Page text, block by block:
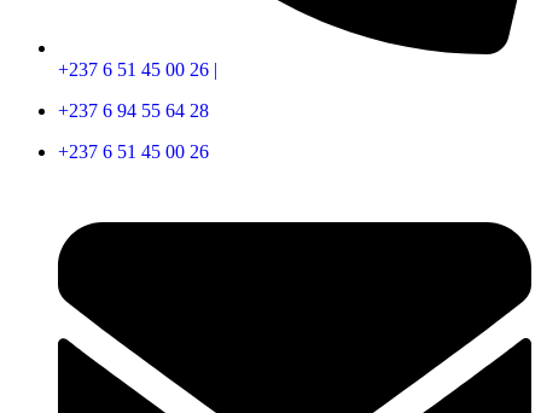
+237 6 51 45 00 26 |
+237 6 94 55 64 28
+237 6 51 45 00 26